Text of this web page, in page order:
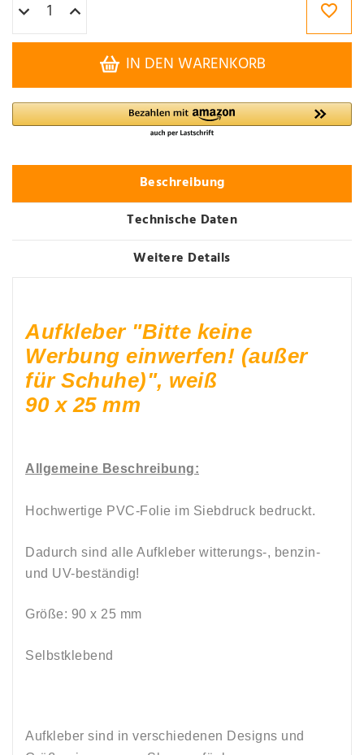
IN DEN WARENKORB
Beschreibung
Technische Daten
Weitere Details
Aufkleber "Bitte keine
Werbung einwerfen! (außer
für Schuhe)", weiß
90 x 25 mm
Allgemeine Beschreibung:
Hochwertige PVC-Folie im Siebdruck bedruckt.
Dadurch sind alle Aufkleber witterungs-, benzin-
und UV-beständig!
Größe: 90 x 25 mm
Selbstklebend
Aufkleber sind in verschiedenen Designs und